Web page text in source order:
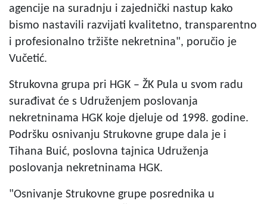
agencije na suradnju i zajednički nastup kako
bismo nastavili razvijati kvalitetno, transparentno
i profesionalno tržište nekretnina", poručio je
Vučetić.
Strukovna grupa pri HGK – ŽK Pula u svom radu
surađivat će s Udruženjem poslovanja
nekretninama HGK koje djeluje od 1998. godine.
Podršku osnivanju Strukovne grupe dala je i
Tihana Buić, poslovna tajnica Udruženja
poslovanja nekretninama HGK.
"Osnivanje Strukovne grupe posrednika u